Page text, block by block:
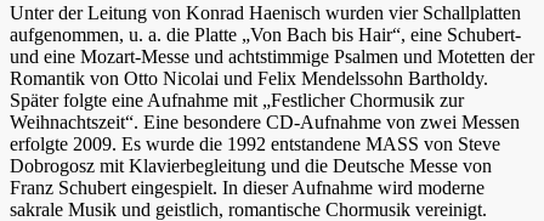
Unter der Leitung von Konrad Haenisch wurden vier Schallplatten
aufgenommen, u. a. die Platte „Von Bach bis Hair“, eine Schubert-
und eine Mozart-Messe und achtstimmige Psalmen und Motetten der
Romantik von Otto Nicolai und Felix Mendelssohn Bartholdy.
Später folgte eine Aufnahme mit „Festlicher Chormusik zur
Weihnachtszeit“. Eine besondere CD-Aufnahme von zwei Messen
erfolgte 2009. Es wurde die 1992 entstandene MASS von Steve
Dobrogosz mit Klavierbegleitung und die Deutsche Messe von
Franz Schubert eingespielt. In dieser Aufnahme wird moderne
sakrale Musik und geistlich, romantische Chormusik vereinigt.